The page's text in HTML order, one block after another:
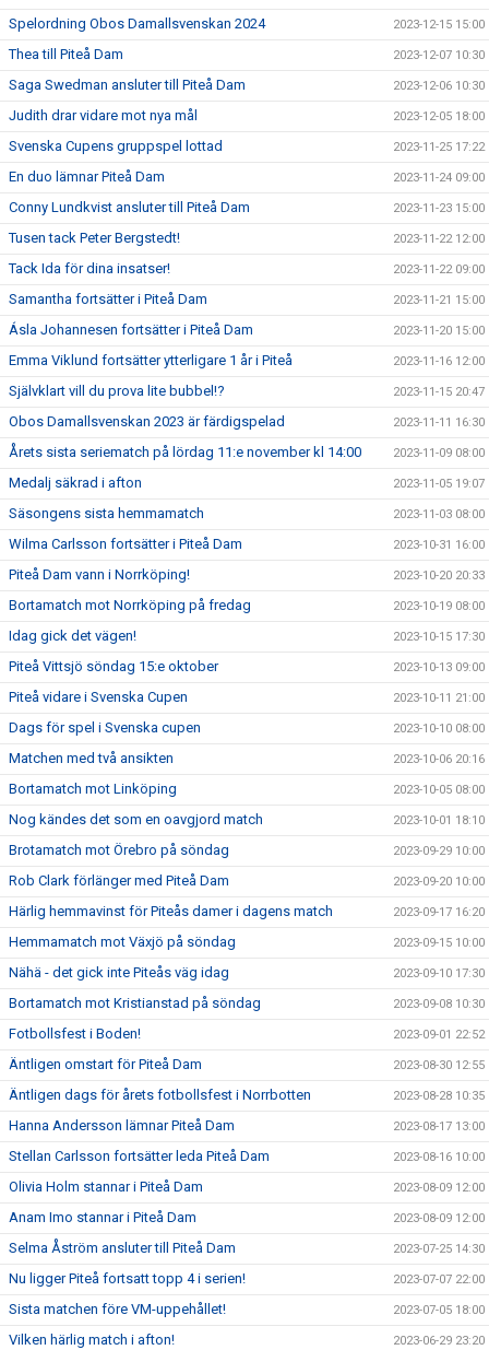
Spelordning Obos Damallsvenskan 2024 2023-12-15 15:00
Thea till Piteå Dam 2023-12-07 10:30
Saga Swedman ansluter till Piteå Dam 2023-12-06 10:30
Judith drar vidare mot nya mål 2023-12-05 18:00
Svenska Cupens gruppspel lottad 2023-11-25 17:22
En duo lämnar Piteå Dam 2023-11-24 09:00
Conny Lundkvist ansluter till Piteå Dam 2023-11-23 15:00
Tusen tack Peter Bergstedt! 2023-11-22 12:00
Tack Ida för dina insatser! 2023-11-22 09:00
Samantha fortsätter i Piteå Dam 2023-11-21 15:00
Ásla Johannesen fortsätter i Piteå Dam 2023-11-20 15:00
Emma Viklund fortsätter ytterligare 1 år i Piteå 2023-11-16 12:00
Självklart vill du prova lite bubbel!? 2023-11-15 20:47
Obos Damallsvenskan 2023 är färdigspelad 2023-11-11 16:30
Årets sista seriematch på lördag 11:e november kl 14:00 2023-11-09 08:00
Medalj säkrad i afton 2023-11-05 19:07
Säsongens sista hemmamatch 2023-11-03 08:00
Wilma Carlsson fortsätter i Piteå Dam 2023-10-31 16:00
Piteå Dam vann i Norrköping! 2023-10-20 20:33
Bortamatch mot Norrköping på fredag 2023-10-19 08:00
Idag gick det vägen! 2023-10-15 17:30
Piteå Vittsjö söndag 15:e oktober 2023-10-13 09:00
Piteå vidare i Svenska Cupen 2023-10-11 21:00
Dags för spel i Svenska cupen 2023-10-10 08:00
Matchen med två ansikten 2023-10-06 20:16
Bortamatch mot Linköping 2023-10-05 08:00
Nog kändes det som en oavgjord match 2023-10-01 18:10
Brotamatch mot Örebro på söndag 2023-09-29 10:00
Rob Clark förlänger med Piteå Dam 2023-09-20 10:00
Härlig hemmavinst för Piteås damer i dagens match 2023-09-17 16:20
Hemmamatch mot Växjö på söndag 2023-09-15 10:00
Nähä - det gick inte Piteås väg idag 2023-09-10 17:30
Bortamatch mot Kristianstad på söndag 2023-09-08 10:30
Fotbollsfest i Boden! 2023-09-01 22:52
Äntligen omstart för Piteå Dam 2023-08-30 12:55
Äntligen dags för årets fotbollsfest i Norrbotten 2023-08-28 10:35
Hanna Andersson lämnar Piteå Dam 2023-08-17 13:00
Stellan Carlsson fortsätter leda Piteå Dam 2023-08-16 10:00
Olivia Holm stannar i Piteå Dam 2023-08-09 12:00
Anam Imo stannar i Piteå Dam 2023-08-09 12:00
Selma Åström ansluter till Piteå Dam 2023-07-25 14:30
Nu ligger Piteå fortsatt topp 4 i serien! 2023-07-07 22:00
Sista matchen före VM-uppehållet! 2023-07-05 18:00
Vilken härlig match i afton! 2023-06-29 23:20